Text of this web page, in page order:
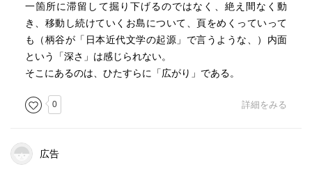
一箇所に滞留して掘り下げるのではなく、絶え間なく動
き、移動し続けていくお島について、頁をめくっていって
も（柄谷が「日本近代文学の起源」で言うような、）内面
という「深さ」は感じられない。
そこにあるのは、ひたすらに「広がり」である。
0 詳細をみる
広告